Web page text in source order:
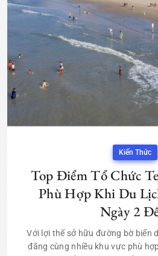
Kiến Thức
Top Điểm Tổ Chức
Phù Hợp Khi Du
Ngày 2
Với lợi thế sở hữu đường bờ biển
đãng cùng nhiều khu vực phù